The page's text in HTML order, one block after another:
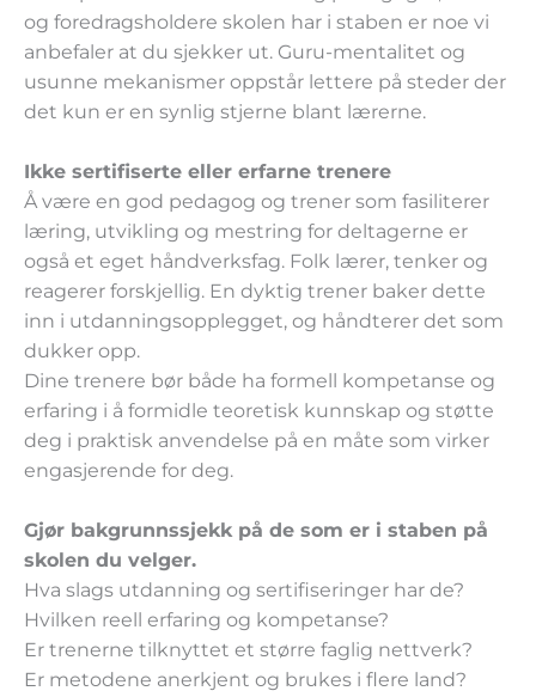
og foredragsholdere skolen har i staben er noe vi
anbefaler at du sjekker ut. Guru-mentalitet og
usunne mekanismer oppstår lettere på steder der
det kun er en synlig stjerne blant lærerne.
Ikke sertifiserte eller erfarne trenere
Å være en god pedagog og trener som fasiliterer
læring, utvikling og mestring for deltagerne er
også et eget håndverksfag. Folk lærer, tenker og
reagerer forskjellig. En dyktig trener baker dette
inn i utdanningsopplegget, og håndterer det som
dukker opp.
Dine trenere bør både ha formell kompetanse og
erfaring i å formidle teoretisk kunnskap og støtte
deg i praktisk anvendelse på en måte som virker
engasjerende for deg.
Gjør bakgrunnssjekk på de som er i staben på
skolen du velger.
Hva slags utdanning og sertifiseringer har de?
Hvilken reell erfaring og kompetanse?
Er trenerne tilknyttet et større faglig nettverk?
Er metodene anerkjent og brukes i flere land?